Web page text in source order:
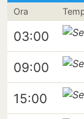
Ora
03:00
09:00
15:00